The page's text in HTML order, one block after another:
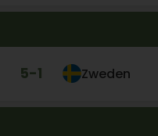
5-1 Zweden